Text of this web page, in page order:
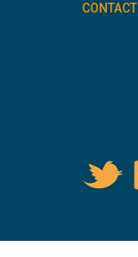
CONTACT